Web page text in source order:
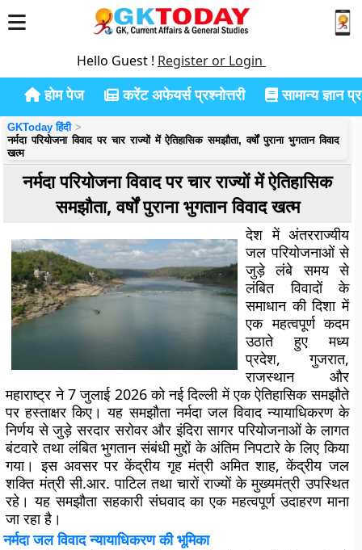
Hello Guest ! Register or Login
होम पेज करेंट अफेयर्स प्रश्नोत्तरी सामान्य ज्ञान
GKToday हिंदी
नर्मदा परियोजना विवाद पर चार राज्यों में ऐतिहासिक समझौता, वर्षों पुराना भुगतान विवाद
खत्म
नर्मदा परियोजना विवाद पर चार राज्यों में ऐतिहासिक
समझौता, वर्षों पुराना भुगतान विवाद खत्म
देश में अंतरराज्यीय
जल परियोजनाओं से
जुड़े लंबे समय से
लंबित विवादों के
समाधान की दिशा में
एक महत्वपूर्ण कदम
उठाते हुए मध्य
प्रदेश, गुजरात,
राजस्थान और
महाराष्ट्र ने 7 जुलाई 2026 को नई दिल्ली में एक ऐतिहासिक समझौते
पर हस्ताक्षर किए। यह समझौता नर्मदा जल विवाद न्यायाधिकरण के
निर्णय से जुड़े सरदार सरोवर और इंदिरा सागर परियोजनाओं के लागत
बंटवारे तथा लंबित भुगतान संबंधी मुद्दों के अंतिम निपटारे के लिए किया
गया। इस अवसर पर केंद्रीय गृह मंत्री अमित शाह, केंद्रीय जल
शक्ति मंत्री सी.आर. पाटिल तथा चारों राज्यों के मुख्यमंत्री उपस्थित
रहे। यह समझौता सहकारी संघवाद का एक महत्वपूर्ण उदाहरण माना
जा रहा है।
नर्मदा जल विवाद न्यायाधिकरण की भूमिका